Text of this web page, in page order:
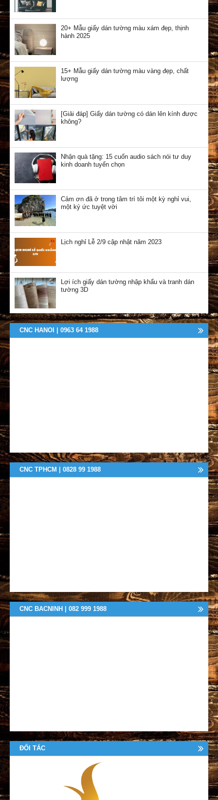
20+ Mẫu giấy dán tường màu xám đẹp, thịnh
hành 2025
15+ Mẫu giấy dán tường màu vàng đẹp, chất
lượng
[Giải đáp] Giấy dán tường có dán lên kính được
không?
Nhận quà tặng: 15 cuốn audio sách nói tư duy
kinh doanh tuyển chọn
Cảm ơn đã ở trong tâm trí tôi một kỳ nghỉ vui,
một ký ức tuyệt vời
Lịch nghỉ Lễ 2/9 cập nhật năm 2023
Lợi ích giấy dán tường nhập khẩu và tranh dán
tường 3D
CNC HANOI | 0963 64 1988
CNC TPHCM | 0828 99 1988
CNC BACNINH | 082 999 1988
ĐỐI TÁC